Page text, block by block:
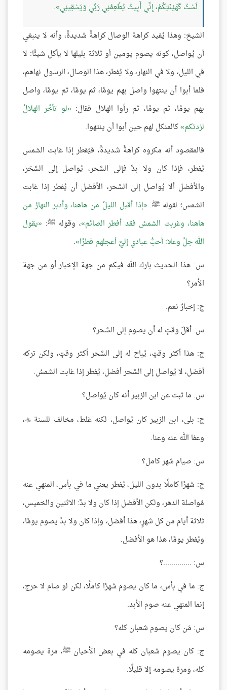
لَسْتُ كَهَيْئَتِكُمْ، إِنِّي أَبِيتُ يُطْعِمُنِي رَبِّي وَيَسْقِينِي .
الشيخ: وهذا يُفيد كراهة الوصال كراهةً شديدةً، وأنه لا ينبغي
أن يُواصل، كونه يصوم يومين أو ثلاثة بليلها لا يأكل شيئًا: لا
في الليل، ولا في النهار، ولا يُفطر، هذا الوصال، الرسول نهاهم،
فلما أبوا أن ينتهوا واصل بهم يومًا، ثم يومًا، ثم يومًا، واصل
بهم يومًا، ثم يومًا، ثم رأوا الهلال فقال: لو تأخَّر الهلالُ
لزدتكم كالمنكل لهم حين أبوا أن ينتهوا.
فالمقصود أنه مكروه كراهةً شديدةً، فيُفطر إذا غابت الشمس
يُفطر، فإذا كان ولا بدَّ فإلى السَّحر، يُواصل إلى السَّحَر،
والأفضل ألا يُواصل إلى السَّحر، الأفضل أن يُفطر إذا غابت
الشمس؛ لقوله ﷺ: إذا أقبل الليلُ من هاهنا، وأدبر النهارُ من
هاهنا، وغربت الشمسُ فقد أفطر الصائم ، وقوله ﷺ:
يقول
الله جلَّ وعلا: أحبُّ عبادي إليَّ أعجلهم فطرًا .
س: هذا الحديث بارك الله فيكم من جهة الإخبار أو من جهة
الأمر؟
ج: إخبارٌ نعم.
س: أقلّ وقتٍ له أن يصوم إلى السَّحر؟
ج: هذا أكثر وقتٍ، يُباح له إلى السَّحر أكثر وقتٍ، ولكن تركه
أفضل، لا يُواصل إلى السَّحر أفضل، يُفطر إذا غابت الشمسُ.
س: ما ثبت عن ابن الزبير أنه كان يُواصل؟
ج: بلى، ابن الزبير كان يُواصل، لكنه غلط، مخالف للسنة ،
وعفا الله عنه وعنا.
س: صيام شهر كامل؟
ج: شهرًا كاملًا بدون الليل، يُفطر يعني ما في بأس، المنهي عنه
مُواصلة الدهر، ولكن الأفضل إذا كان ولا بدَّ: الاثنين والخميس،
ثلاثة أيام من كل شهرٍ، هذا أفضل، وإذا كان ولا بدَّ يصوم يومًا،
ويُفطر يومًا، هذا هو الأفضل.
س: ..............؟
ج: ما في بأس، ما كان يصوم شهرًا كاملًا، لكن لو صام لا حرج،
إنما المنهي عنه صوم الأبد.
س: مَن كان يصوم شعبان كله؟
ج: كان يصوم شعبان كله في بعض الأحيان ﷺ، مرة يصومه
كله، ومرة يصومه إلا قليلًا.